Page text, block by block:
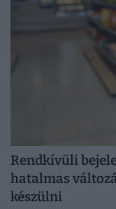
Rendkívüli
hatalmas
készülni